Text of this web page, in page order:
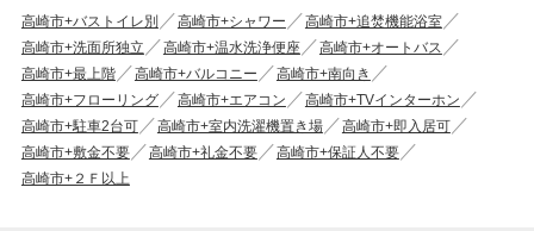
高崎市+バストイレ別 高崎市+シャワー
高崎市+追焚機能浴室
高崎市+洗面所独立
高崎市+温水洗浄便座
高崎市+オートバス
高崎市+最上階
高崎市+バルコニー
高崎市+南向き
高崎市+フローリング
高崎市+エアコン
高崎市+TVインターホン
高崎市+駐車2台可
高崎市+室内洗濯機置き場
高崎市+即入居可
高崎市+敷金不要
高崎市+礼金不要
高崎市+保証人不要
高崎市+２Ｆ以上